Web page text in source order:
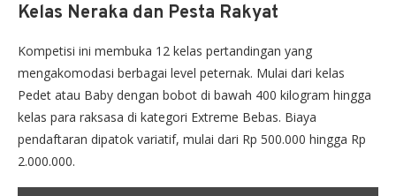
Kelas Neraka dan Pesta Rakyat
Kompetisi ini membuka 12 kelas pertandingan yang
mengakomodasi berbagai level peternak. Mulai dari kelas
Pedet atau Baby dengan bobot di bawah 400 kilogram hingga
kelas para raksasa di kategori Extreme Bebas. Biaya
pendaftaran dipatok variatif, mulai dari Rp 500.000 hingga Rp
2.000.000.